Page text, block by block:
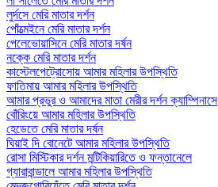
লুর্দসে মেরি মাতার দর্শন
পোঁত্মেইনে মেরি মাতার দর্শন
পেলেভোয়াসিনে মেরি মাতার দর্ষন
নক্কে মেরি মাতার দর্শন
কাস্টেলপেট্রোসোয় আমার মহিলার উপস্থিতি
ফাতিমায় আমার মহিলার উপস্থিতি
আমার প্রভুর ও আমাদের মাতা মেরীর দর্শন ক্যাম্পিনাসে
বোঁরিংয়ে আমার মহিলার উপস্থিতি
হেডেতে মেরি মাতার দর্ষন
ঘিয়াই দি বোনেটে আমার মহিলার উপস্থিতি
রোসা মিস্টিকার দর্শন মন্টিকিয়ারিতে ও ফন্তানেলে
গ্যারাবান্ডালে আমার মহিলার উপস্থিতি